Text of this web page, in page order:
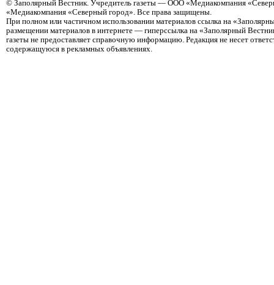
© Заполярный Вестник. Учредитель газеты — ООО «Медиакомпания
«Медиакомпания «Северный город». Все права защищены.
При полном или частичном использовании материалов ссылка на
размещении материалов в интернете — гиперссылка на «Заполярный
газеты не предоставляет справочную информацию. Редакция не несет
содержащуюся в рекламных объявлениях.